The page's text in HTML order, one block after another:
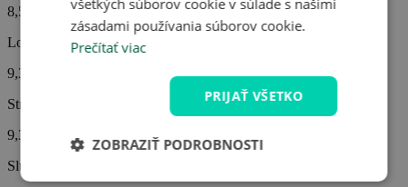
8,5
Lokalita hotela
9,3
Strava
9,3
Služby hotela
všetkých súborov cookie v súlade s našimi
zásadami používania súborov cookie.
Prečítať viac
PRIJAŤ VŠETKO
ZOBRAZIŤ PODROBNOSTI